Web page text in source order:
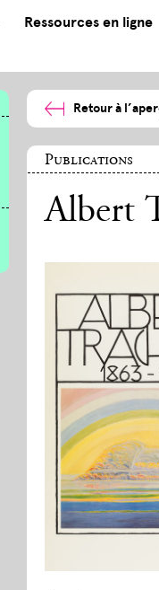
Ressources en ligne
Retour à
Publications
Albert